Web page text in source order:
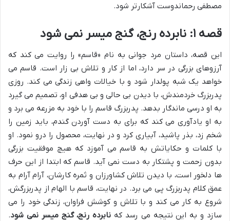
مصطفی رحماندوست آشکارتر شود.
قصه ۱: نابرده رنج، گنج میسر نمی شود
این قصه، داستان مرد جوانی به نام «قاسم» را روایت می کند که
آرزوهای بزرگی در سر دارد، اما از کار و تلاش بی زار است. قاسم می
خواهد یک شبه پولدار شود و با خیالات واهی زندگی می کند. روزی
پدربزرگ خردمندش، با دیدن بی حالی و بی هدفی او، تصمیم می گیرد
به او درسی ماندگار بدهد. پدربزرگ قاسم را با خود به مزرعه می برد و
به او یادآوری می کند که برای به دست آوردن گندم، باید زمین را
شخم زد، بذر پاشید، آبیاری کرد و در نهایت، محصول را درو نمود. او
با کلمات و حکایاتش به قاسم می آموزد که هیچ موفقیت بزرگی
بدون زحمت و پشتکار به دست نمی آید. قاسم که ابتدا از این حرف
ها دلخور است، با دیدن تلاش کشاورزان و ثمره کارشان، آرام آرام به
عمق کلام پدربزرگ پی می برد. در نهایت، قاسم با الهام از پدربزرگش،
شروع به کار می کند و با تلاش و کوشش فراوان، زندگی خود را می
سازد و به این نتیجه می رسد که نابرده رنج، گنج میسر نمی شود.